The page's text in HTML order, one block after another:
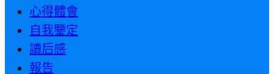
心得體會
自我鑒定
讀后感
報告